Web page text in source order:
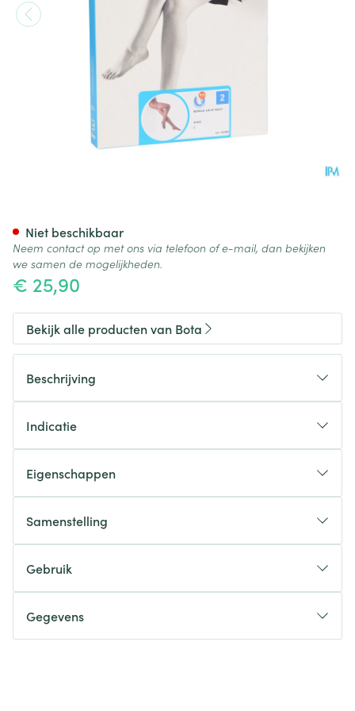
€ 25,90
Niet beschikbaar
Neem contact op met ons via telefoon of e-mail, dan bekijken
we samen de mogelijkheden.
Bekijk alle producten van Bota
Beschrijving
Indicatie
Eigenschappen
Samenstelling
Gebruik
Gegevens